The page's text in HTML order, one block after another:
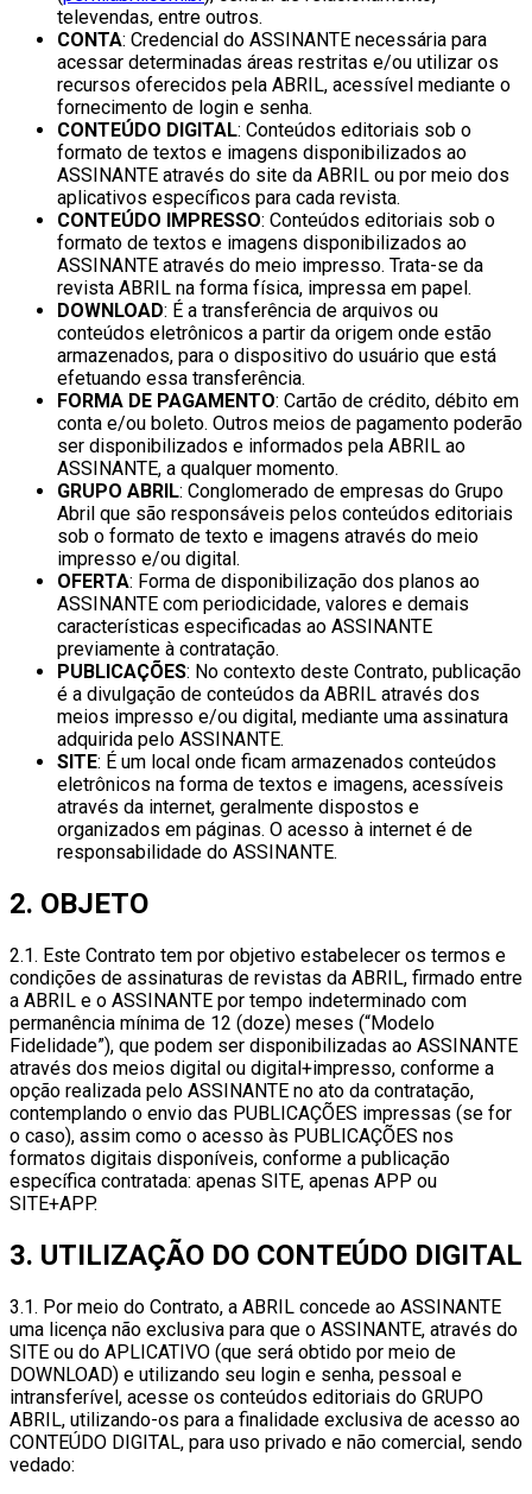
televendas, entre outros.
CONTA: Credencial do ASSINANTE necessária para
acessar determinadas áreas restritas e/ou utilizar os
recursos oferecidos pela ABRIL, acessível mediante o
fornecimento de login e senha.
CONTEÚDO DIGITAL: Conteúdos editoriais sob o
formato de textos e imagens disponibilizados ao
ASSINANTE através do site da ABRIL ou por meio dos
aplicativos específicos para cada revista.
CONTEÚDO IMPRESSO: Conteúdos editoriais sob o
formato de textos e imagens disponibilizados ao
ASSINANTE através do meio impresso. Trata-se da
revista ABRIL na forma física, impressa em papel.
DOWNLOAD: É a transferência de arquivos ou
conteúdos eletrônicos a partir da origem onde estão
armazenados, para o dispositivo do usuário que está
efetuando essa transferência.
FORMA DE PAGAMENTO: Cartão de crédito, débito em
conta e/ou boleto. Outros meios de pagamento poderão
ser disponibilizados e informados pela ABRIL ao
ASSINANTE, a qualquer momento.
GRUPO ABRIL: Conglomerado de empresas do Grupo
Abril que são responsáveis pelos conteúdos editoriais
sob o formato de texto e imagens através do meio
impresso e/ou digital.
OFERTA: Forma de disponibilização dos planos ao
ASSINANTE com periodicidade, valores e demais
características especificadas ao ASSINANTE
previamente à contratação.
PUBLICAÇÕES: No contexto deste Contrato, publicação
é a divulgação de conteúdos da ABRIL através dos
meios impresso e/ou digital, mediante uma assinatura
adquirida pelo ASSINANTE.
SITE: É um local onde ficam armazenados conteúdos
eletrônicos na forma de textos e imagens, acessíveis
através da internet, geralmente dispostos e
organizados em páginas. O acesso à internet é de
responsabilidade do ASSINANTE.
2. OBJETO
2.1. Este Contrato tem por objetivo estabelecer os termos e
condições de assinaturas de revistas da ABRIL, firmado entre
a ABRIL e o ASSINANTE por tempo indeterminado com
permanência mínima de 12 (doze) meses (“Modelo
Fidelidade”), que podem ser disponibilizadas ao ASSINANTE
através dos meios digital ou digital+impresso, conforme a
opção realizada pelo ASSINANTE no ato da contratação,
contemplando o envio das PUBLICAÇÕES impressas (se for
o caso), assim como o acesso às PUBLICAÇÕES nos
formatos digitais disponíveis, conforme a publicação
específica contratada: apenas SITE, apenas APP ou
SITE+APP.
3. UTILIZAÇÃO DO CONTEÚDO DIGITAL
3.1. Por meio do Contrato, a ABRIL concede ao ASSINANTE
uma licença não exclusiva para que o ASSINANTE, através do
SITE ou do APLICATIVO (que será obtido por meio de
DOWNLOAD) e utilizando seu login e senha, pessoal e
intransferível, acesse os conteúdos editoriais do GRUPO
ABRIL, utilizando-os para a finalidade exclusiva de acesso ao
CONTEÚDO DIGITAL, para uso privado e não comercial, sendo
vedado: